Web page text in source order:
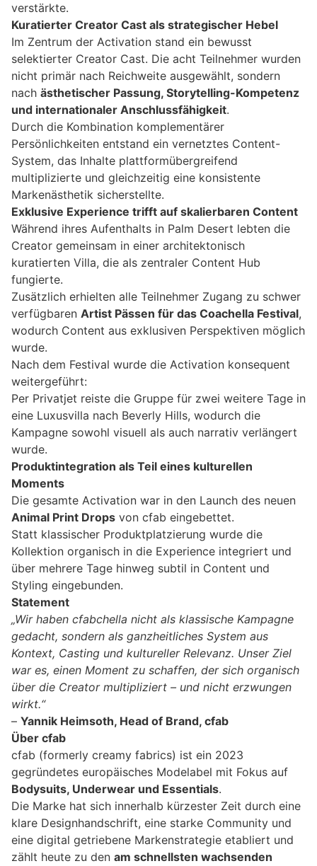
verstärkte.
Kuratierter Creator Cast als strategischer Hebel
Im Zentrum der Activation stand ein bewusst
selektierter Creator Cast. Die acht Teilnehmer wurden
nicht primär nach Reichweite ausgewählt, sondern
nach ästhetischer Passung, Storytelling-Kompetenz
und internationaler Anschlussfähigkeit.
Durch die Kombination komplementärer
Persönlichkeiten entstand ein vernetztes Content-
System, das Inhalte plattformübergreifend
multiplizierte und gleichzeitig eine konsistente
Markenästhetik sicherstellte.
Exklusive Experience trifft auf skalierbaren Content
Während ihres Aufenthalts in Palm Desert lebten die
Creator gemeinsam in einer architektonisch
kuratierten Villa, die als zentraler Content Hub
fungierte.
Zusätzlich erhielten alle Teilnehmer Zugang zu schwer
verfügbaren Artist Pässen für das Coachella Festival,
wodurch Content aus exklusiven Perspektiven möglich
wurde.
Nach dem Festival wurde die Activation konsequent
weitergeführt:
Per Privatjet reiste die Gruppe für zwei weitere Tage in
eine Luxusvilla nach Beverly Hills, wodurch die
Kampagne sowohl visuell als auch narrativ verlängert
wurde.
Produktintegration als Teil eines kulturellen
Moments
Die gesamte Activation war in den Launch des neuen
Animal Print Drops von cfab eingebettet.
Statt klassischer Produktplatzierung wurde die
Kollektion organisch in die Experience integriert und
über mehrere Tage hinweg subtil in Content und
Styling eingebunden.
Statement
„Wir haben cfabchella nicht als klassische Kampagne
gedacht, sondern als ganzheitliches System aus
Kontext, Casting und kultureller Relevanz. Unser Ziel
war es, einen Moment zu schaffen, der sich organisch
über die Creator multipliziert – und nicht erzwungen
wirkt.“
– Yannik Heimsoth, Head of Brand, cfab
Über cfab
cfab (formerly creamy fabrics) ist ein 2023
gegründetes europäisches Modelabel mit Fokus auf
Bodysuits, Underwear und Essentials.
Die Marke hat sich innerhalb kürzester Zeit durch eine
klare Designhandschrift, eine starke Community und
eine digital getriebene Markenstrategie etabliert und
zählt heute zu den am schnellsten wachsenden